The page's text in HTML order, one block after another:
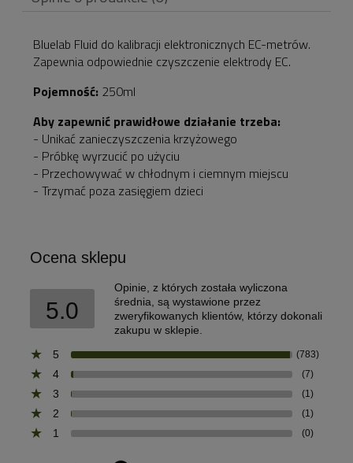
ewentualnych kosztów
płatności
Bluelab Fluid do kalibracji elektronicznych EC-metrów.
Zapewnia odpowiednie czyszczenie elektrody EC.
Pojemność: 250ml
Aby zapewnić prawidłowe działanie trzeba:
- Unikać zanieczyszczenia krzyżowego
- Próbkę wyrzucić po użyciu
- Przechowywać w chłodnym i ciemnym miejscu
- Trzymać poza zasięgiem dzieci
Ocena sklepu
5.0
Opinie, z których została wyliczona
średnia, są wystawione przez
zweryfikowanych klientów, którzy dokonali
zakupu w sklepie.
5
(783)
4 (7)
3 (1)
2 (1)
1 (0)